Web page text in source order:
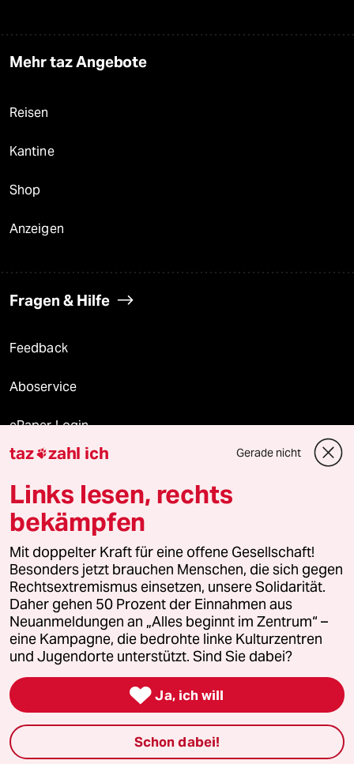
Mehr taz Angebote
Reisen
Kantine
Shop
Anzeigen
Fragen & Hilfe
Feedback
Aboservice
ePaper Login
Downloads für Abonnierende
© 2026 taz Verlags und Vertriebs GmbH
Alle Rechte vorbehalten. Bei rechtlichen Fragen oder für Genehmigungen
wenden Sie sich bitte an
lizenzen@taz.de
Feedback Redaktionsstatut Kommune-Richtlinien
Leitlinie Informant Datenschutz Impressum AGB
Seitenwende Einwilligungen widerrufen (Ads)
taz zahl ich Gerade nicht
Links lesen, rechts
bekämpfen
Mit doppelter Kraft für eine offene Gesellschaft!
Besonders jetzt brauchen Menschen, die sich gegen
Rechtsextremismus einsetzen, unsere Solidarität.
Daher gehen 50 Prozent der Einnahmen aus
Neuanmeldungen an „Alles beginnt im Zentrum“ –
eine Kampagne, die bedrohte linke Kulturzentren
und Jugendorte unterstützt. Sind Sie dabei?
 Ja, ich will
Schon dabei!